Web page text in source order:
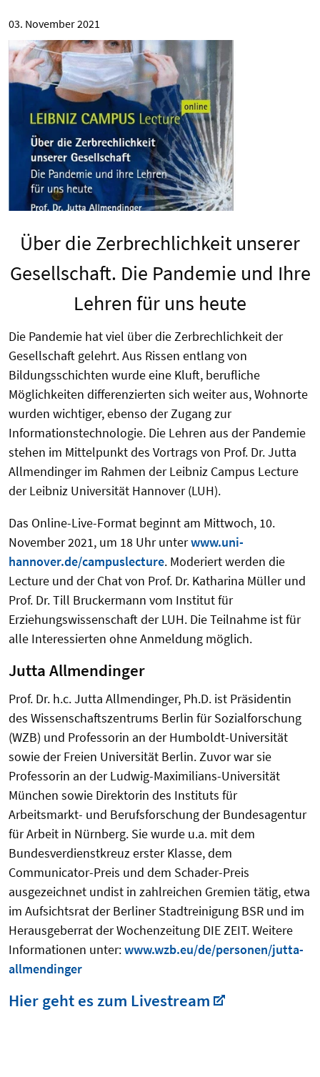
03. November 2021
Über die Zerbrechlichkeit unserer
Gesellschaft. Die Pandemie und Ihre
Lehren für uns heute
Die Pandemie hat viel über die Zerbrechlichkeit der
Gesellschaft gelehrt. Aus Rissen entlang von
Bildungsschichten wurde eine Kluft, berufliche
Möglichkeiten differenzierten sich weiter aus, Wohnorte
wurden wichtiger, ebenso der Zugang zur
Informationstechnologie. Die Lehren aus der Pandemie
stehen im Mittelpunkt des Vortrags von Prof. Dr. Jutta
Allmendinger im Rahmen der Leibniz Campus Lecture
der Leibniz Universität Hannover (LUH).
Das Online-Live-Format beginnt am Mittwoch, 10.
November 2021, um 18 Uhr unterwww.uni-
hannover.de/campuslecture. Moderiert werden die
Lecture und der Chat von Prof. Dr. Katharina Müller und
Prof. Dr. Till Bruckermann vom Institut für
Erziehungswissenschaft der LUH. Die Teilnahme ist für
alle Interessierten ohne Anmeldung möglich.
Jutta Allmendinger
Prof. Dr. h.c. Jutta Allmendinger, Ph.D. ist Präsidentin
des Wissenschaftszentrums Berlin für Sozialforschung
(WZB) und Professorin an der Humboldt-Universität
sowie der Freien Universität Berlin. Zuvor war sie
Professorin an der Ludwig-Maximilians-Universität
München sowie Direktorin des Instituts für
Arbeitsmarkt- und Berufsforschung der Bundesagentur
für Arbeit in Nürnberg. Sie wurde u.a. mit dem
Bundesverdienstkreuz erster Klasse, dem
Communicator-Preis und dem Schader-Preis
ausgezeichnet undist in zahlreichen Gremien tätig, etwa
im Aufsichtsrat der Berliner Stadtreinigung BSR und im
Herausgeberrat der Wochenzeitung DIE ZEIT. Weitere
Informationen unter:www.wzb.eu/de/personen/jutta-
allmendinger
Hier geht es zum Livestream